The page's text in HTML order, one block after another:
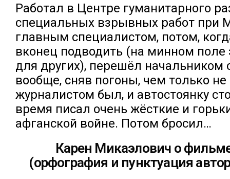
Работал в Центре гуманитарного
специальных взрывных работ при
главным специалистом, потом,
вконец подводить (на минном поле
для других), перешёл начальником
вообще, сняв погоны, чем только
журналистом был, и автостоянку
время писал очень жёсткие и
афганской войне. Потом бросил…
Карен Микаэлович о
(орфография и пунктуация